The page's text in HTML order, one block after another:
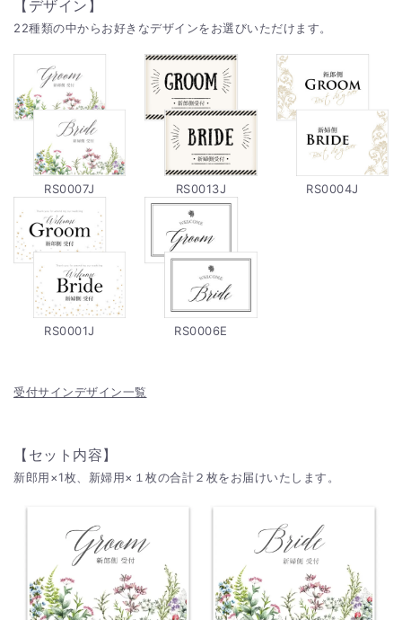
【デザイン】
22種類の中からお好きなデザインをお選びいただけます。
RS0007J RS0013J RS0004J
RS0001J RS0006E
受付サインデザイン一覧
【セット内容】
新郎用×1枚、新婦用×１枚の合計２枚をお届けいたします。